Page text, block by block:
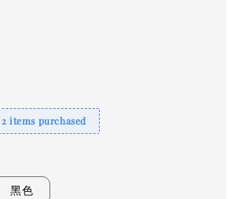
items purchased
黑色